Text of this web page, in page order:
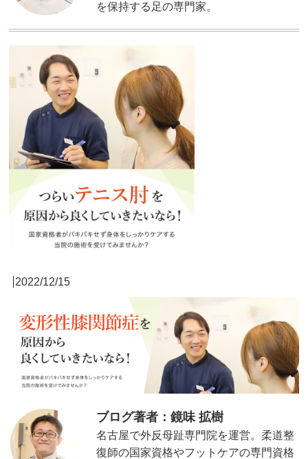
を保持する足の専門家。
2022/12/15
ブログ著者：鏡味 拡樹
名古屋で外反母趾専門院を運営。柔道整
復師の国家資格やフットケアの専門資格